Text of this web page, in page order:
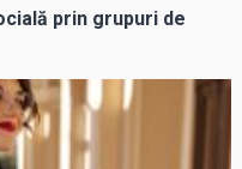
prin grupuri de